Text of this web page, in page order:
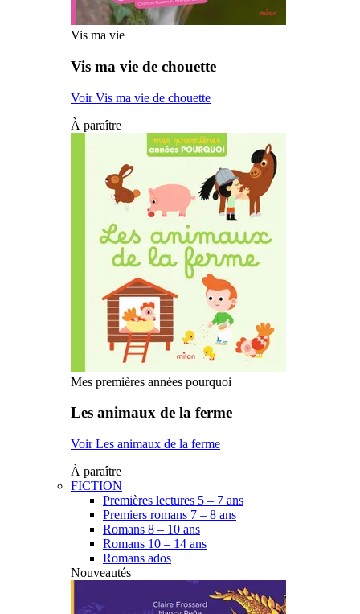
Vis ma vie
Vis ma vie de chouette
Voir Vis ma vie de chouette
À paraître
Mes premières années pourquoi
Les animaux de la ferme
Voir Les animaux de la ferme
À paraître
FICTION
Premières lectures 5 – 7 ans
Premiers romans 7 – 8 ans
Romans 8 – 10 ans
Romans 10 – 14 ans
Romans ados
Nouveautés